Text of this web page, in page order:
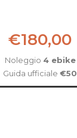
€180,00
Noleggio 4 ebike
Guida ufficiale €50